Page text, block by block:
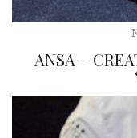
ANSA –